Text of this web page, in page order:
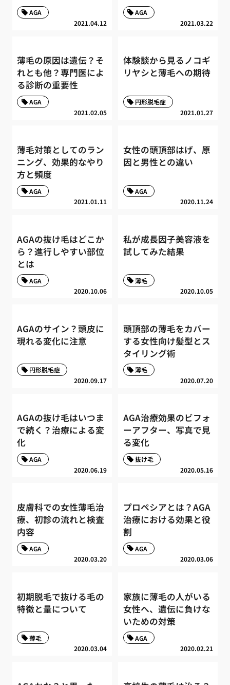
2021.04.12
AGA
2021.03.22
AGA
薄毛の原因は遺伝？そ
れとも他？専門医によ
る診断の重要性
2021.02.05
AGA
体験談から見るノコギ
リヤシと薄毛への期待
2021.01.27
円形脱毛症
薄毛対策としてのラン
ニング、効果的なやり
方と頻度
2021.01.11
AGA
女性の頭頂部はげ、原
因と男性との違い
2020.11.24
AGA
AGAの抜け毛はどこか
ら？進行しやすい部位
とは
2020.10.06
AGA
私が成長因子美容液を
試してみた結果
2020.10.05
薄毛
AGAのサイン？頭皮に
現れる変化に注意
2020.09.17
円形脱毛症
頭頂部の薄毛をカバー
する女性向け髪型とス
タイリング術
2020.07.20
薄毛
AGAの抜け毛はいつま
で続く？治療による変
化
2020.06.19
AGA
AGA治療効果のビフォ
ーアフター、写真で見
る変化
2020.05.16
抜け毛
皮膚科での女性薄毛治
療、初診の流れと検査
内容
2020.03.20
AGA
プロペシアとは？AGA
治療における効果と役
割
2020.03.06
AGA
初期脱毛で抜ける毛の
特徴と量について
2020.03.04
薄毛
家族に薄毛の人がいる
女性へ、遺伝に負けな
いための対策
2020.02.21
AGA